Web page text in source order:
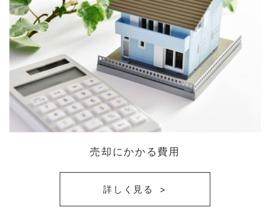
売却にかかる費用
詳しく見る